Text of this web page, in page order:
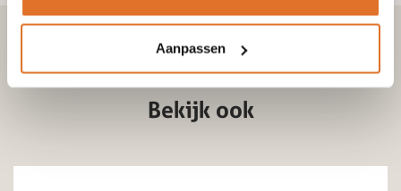
Aanpassen
Bekijk ook